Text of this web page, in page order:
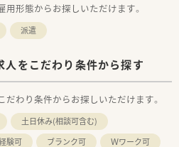
形態からお探しいただけます。
派遣
をこだわり条件から探す
わり条件からお探しいただけます。
土日休み(相談可含む)
験可 ブランク可
Ｗワーク可